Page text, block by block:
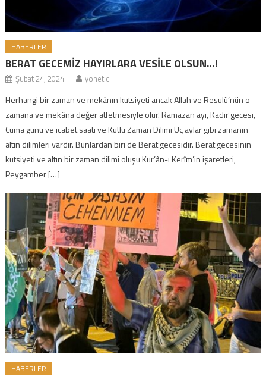
HABERLER
BERAT GECEMİZ HAYIRLARA VESİLE OLSUN…!
Şubat 24, 2024 yonetici
Herhangi bir zaman ve mekânın kutsiyeti ancak Allah ve Resulü’nün o
zamana ve mekâna değer atfetmesiyle olur. Ramazan ayı, Kadir gecesi,
Cuma günü ve icabet saati ve Kutlu Zaman Dilimi Üç aylar gibi zamanın
altın dilimleri vardır. Bunlardan biri de Berat gecesidir. Berat gecesinin
kutsiyeti ve altın bir zaman dilimi oluşu Kur’ân-ı Kerîm’in işaretleri,
Peygamber […]
HABERLER